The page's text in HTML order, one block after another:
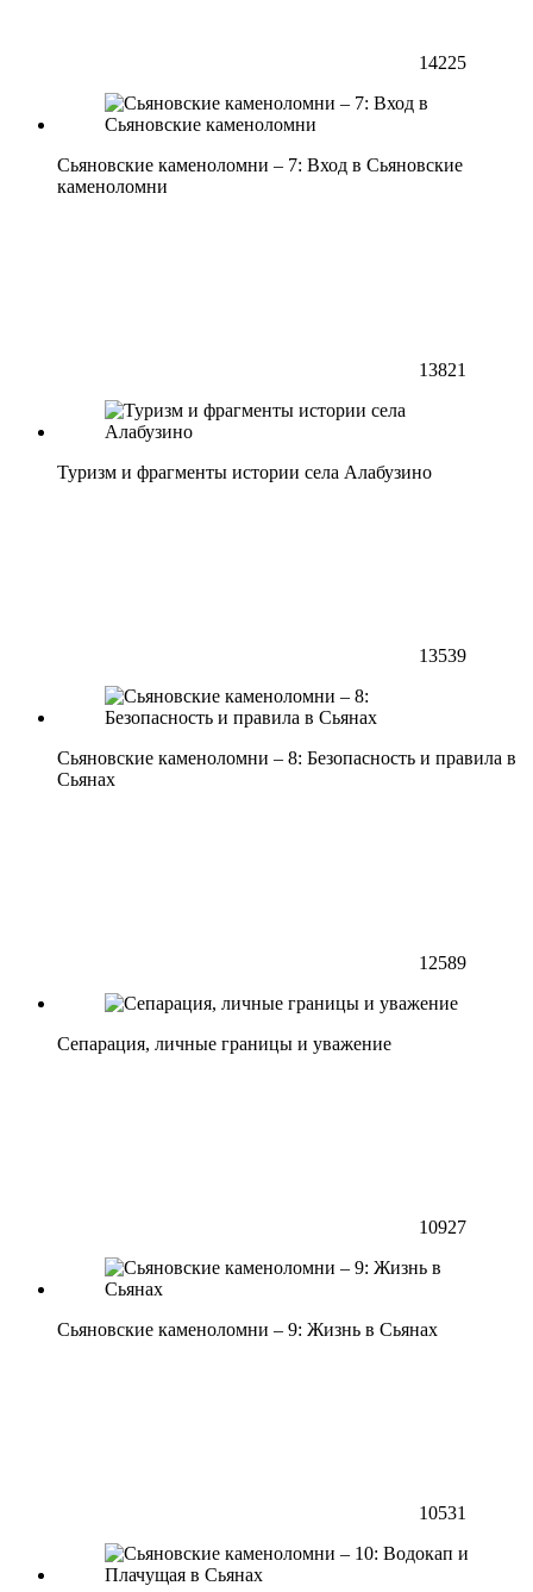
14225
Сьяновские каменоломни – 7: Вход в Сьяновские
каменоломни
13821
Туризм и фрагменты истории села Алабузино
13539
Сьяновские каменоломни – 8: Безопасность и правила в
Сьянах
12589
Сепарация, личные границы и уважение
10927
Сьяновские каменоломни – 9: Жизнь в Сьянах
10531